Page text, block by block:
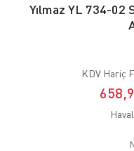
Yılmaz YL 734-02
KDV Hariç